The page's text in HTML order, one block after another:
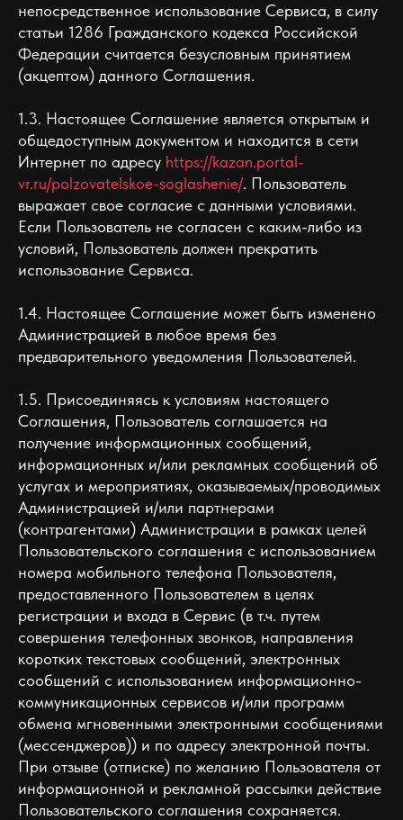
непосредственное использование Сервиса, в силу
статьи 1286 Гражданского кодекса Российской
Федерации считается безусловным принятием
(акцептом) данного Соглашения.
1.3. Настоящее Соглашение является открытым и
общедоступным документом и находится в сети
Интернет по адресу https://kazan.portal-
vr.ru/polzovatelskoe-soglashenie/. Пользователь
выражает свое согласие с данными условиями.
Если Пользователь не согласен с каким-либо из
условий, Пользователь должен прекратить
использование Сервиса.
1.4. Настоящее Соглашение может быть изменено
Администрацией в любое время без
предварительного уведомления Пользователей.
1.5. Присоединяясь к условиям настоящего
Соглашения, Пользователь соглашается на
получение информационных сообщений,
информационных и/или рекламных сообщений об
услугах и мероприятиях, оказываемых/проводимых
Администрацией и/или партнерами
(контрагентами) Администрации в рамках целей
Пользовательского соглашения c использованием
номера мобильного телефона Пользователя,
предоставленного Пользователем в целях
регистрации и входа в Сервис (в т.ч. путем
совершения телефонных звонков, направления
коротких текстовых сообщений, электронных
сообщений с использованием информационно-
коммуникационных сервисов и/или программ
обмена мгновенными электронными сообщениями
(мессенджеров)) и по адресу электронной почты.
При отзыве (отписке) по желанию Пользователя от
информационной и рекламной рассылки действие
Пользовательского соглашения сохраняется.